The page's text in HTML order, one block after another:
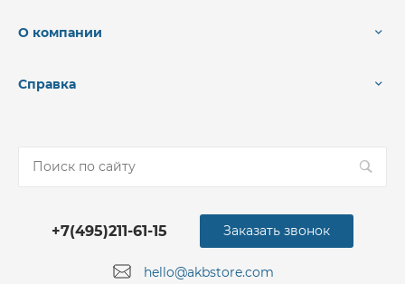
О компании
Справка
+7(495)211-61-15
hello@akbstore.com
Заказать звонок